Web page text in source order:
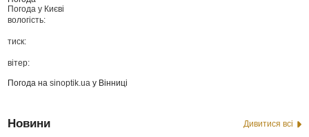
Погода у Києві
вологість:
тиск:
вітер:
Погода наsinoptik.ua у Вінниці
Новини Дивитися всі